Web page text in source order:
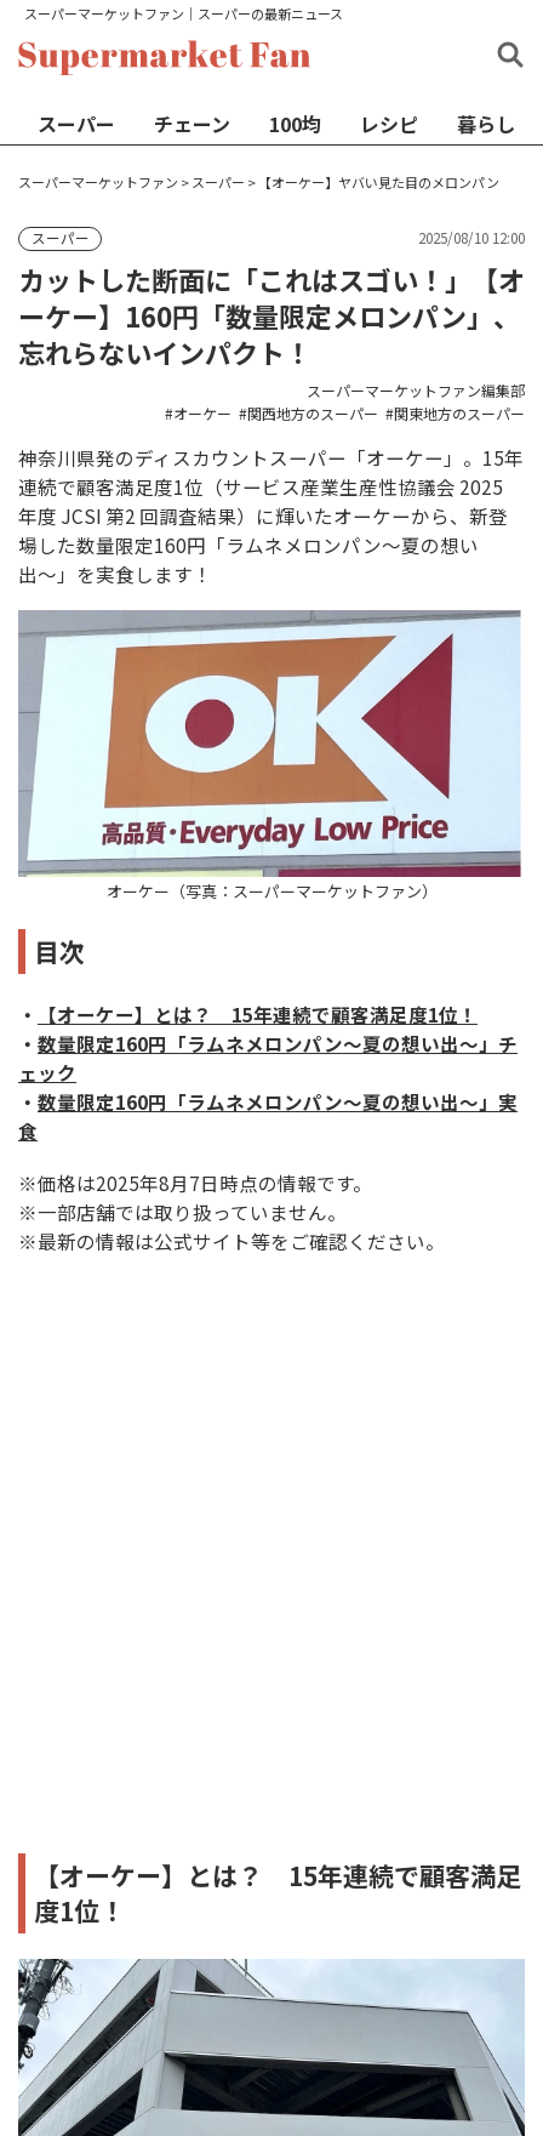
スーパーマーケットファン│スーパーの最新ニュース
スーパー チェーン 100均 レシピ 暮らし
スーパーマーケットファン > スーパー > 【オーケー】ヤバい見た目のメロンパン
スーパー 2025/08/10 12:00
カットした断面に「これはスゴい！」【オ
ーケー】160円「数量限定メロンパン」、
忘れらないインパクト！
スーパーマーケットファン編集部
オーケー
関西地方のスーパー 関東地方のスーパー
神奈川県発のディスカウントスーパー「オーケー」。15年
連続で顧客満足度1位（サービス産業生産性協議会 2025
年度 JCSI 第2 回調査結果）に輝いたオーケーから、新登
場した数量限定160円「ラムネメロンパン〜夏の想い
出〜」を実食します！
オーケー（写真：スーパーマーケットファン）
目次
・
【オーケー】とは？ 15年連続で顧客満足度1位！
・ 数量限定160円「ラムネメロンパン〜夏の想い出〜」チ
ェック
・ 数量限定160円「ラムネメロンパン〜夏の想い出〜」実
食
※価格は2025年8月7日時点の情報です。
※一部店舗では取り扱っていません。
※最新の情報は公式サイト等をご確認ください。
【オーケー】とは？ 15年連続で顧客満足
度1位！